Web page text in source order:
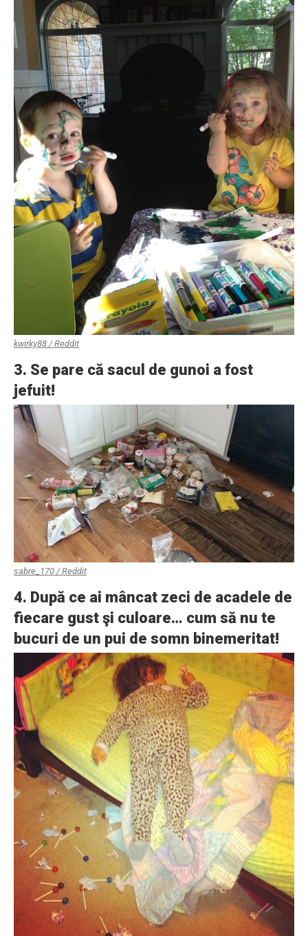
kwirky88 / Reddit
3. Se pare că sacul de gunoi a fost
jefuit!
sabre_170 / Reddit
4. După ce ai mâncat zeci de acadele de
fiecare gust şi culoare… cum să nu te
bucuri de un pui de somn binemeritat!